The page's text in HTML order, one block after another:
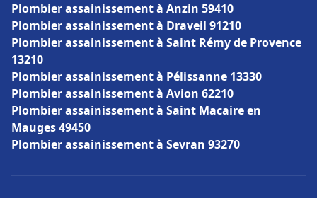
Plombier assainissement à Anzin 59410
Plombier assainissement à Draveil 91210
Plombier assainissement à Saint Rémy de Provence
13210
Plombier assainissement à Pélissanne 13330
Plombier assainissement à Avion 62210
Plombier assainissement à Saint Macaire en
Mauges 49450
Plombier assainissement à Sevran 93270